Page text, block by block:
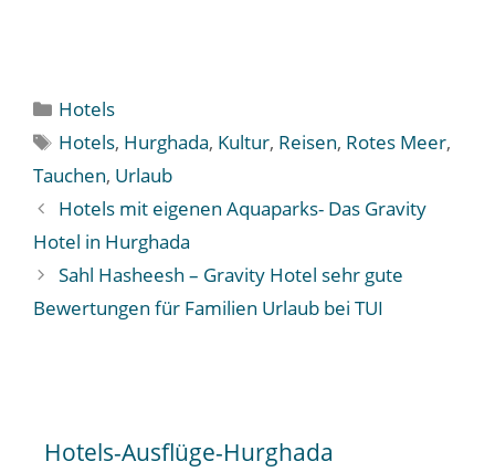
Kategorien
Hotels
Schlagwörter
Hotels, Hurghada, Kultur, Reisen, Rotes Meer,
Tauchen, Urlaub
Hotels mit eigenen Aquaparks- Das Gravity
Hotel in Hurghada
Sahl Hasheesh – Gravity Hotel sehr gute
Bewertungen für Familien Urlaub bei TUI
Hotels-Ausflüge-Hurghada